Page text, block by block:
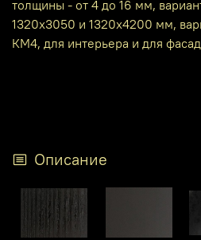
толщины - от 4 до 16 мм,
1320х3050 и 1320х4200 мм,
КМ4, для интерьера и для
Описание